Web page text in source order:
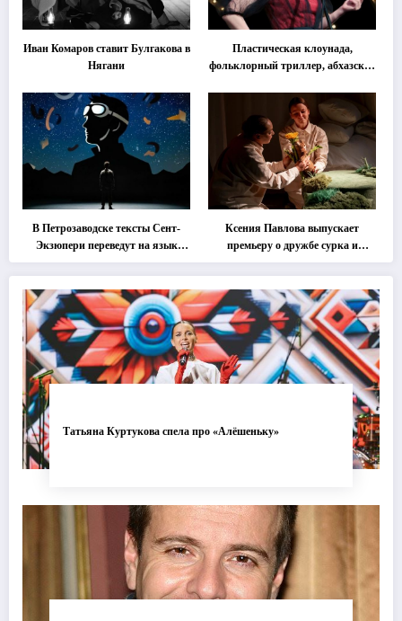
Иван Комаров ставит Булгакова в
Нягани
Пластическая клоунада,
фольклорный триллер, абхазская
втором этапе фестиваля
«Монокль»
В Петрозаводске тексты Сент-
Экзюпери переведут на язык
современной хореографии
Ксения Павлова выпускает
премьеру о дружбе сурка и
одуванчика
Татьяна Куртукова спела про «Алёшеньку»